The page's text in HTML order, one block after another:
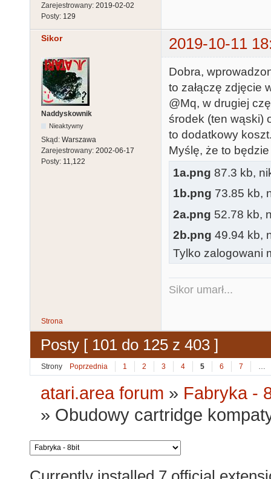
Zarejestrowany: 2019-02-02
Posty: 129
Sikor 2019-10-11
Naddyskownik
Nieaktywny
Skąd: Warszawa
Zarejestrowany: 2002-06-17
Posty: 11,122
Dobra,
to załączę zdjęcie
@Mq, w drugiej
środek (ten wąski)
to dodatkowy
Myślę, że to
1a.png 87.3 kb,
1b.png 73.85 kb,
2a.png 52.78 kb,
2b.png 49.94 kb,
Tylko zalogowani
Sikor umarł...
Strona
Posty [ 101 do 125 z 403 ]
Strony Poprzednia 1 2 3 4 5 6 7 …
atari.area forum » Fabryka -
» Obudowy cartridge